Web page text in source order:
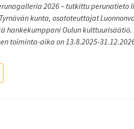
2026 – tutkittu
kunta, osatoteuttajat
hankekumppani Oulun
toiminta-aika on 13.8.2025-